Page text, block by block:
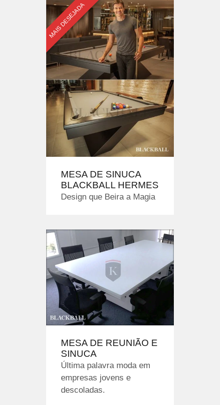
MAIS DESEJADA
MESA DE SINUCA
BLACKBALL HERMES
Design que Beira a Magia
MESA DE REUNIÃO E
SINUCA
Última palavra moda em
empresas jovens e
descoladas.